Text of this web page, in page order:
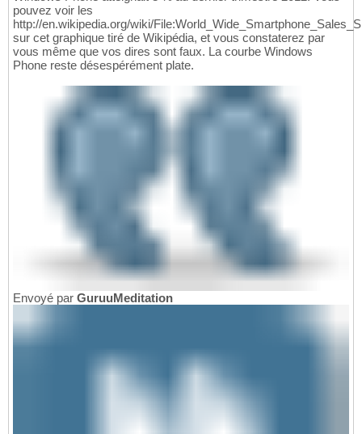
pouvez voir les
http://en.wikipedia.org/wiki/
sur cet graphique tiré de Wikipédia, et vous constaterez par
vous même que vos dires sont faux. La courbe Windows
Phone reste désespérément plate.
Envoyé par GuruuMeditation